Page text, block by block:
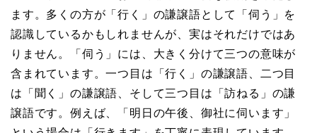
ます。多くの方が「行く」の謙譲語として「伺う」を
認識しているかもしれませんが、実はそれだけではあ
りません。「伺う」には、大きく分けて三つの意味が
含まれています。一つ目は「行く」の謙譲語、二つ目
は「聞く」の謙譲語、そして三つ目は「訪ねる」の謙
譲語です。例えば、「明日の午後、御社に伺います」